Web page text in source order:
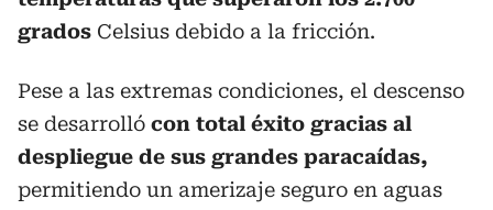
grados Celsius debido a la fricción.
Pese a las extremas condiciones, el descenso
se desarrolló con total éxito gracias al
despliegue de sus grandes paracaídas,
permitiendo un amerizaje seguro en aguas